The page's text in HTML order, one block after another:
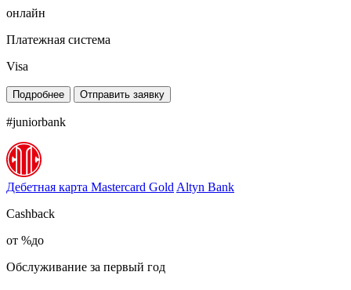
онлайн
Платежная система
Visa
Подробнее Отправить заявку
#juniorbank
Дебетная карта Mastercard GoldAltyn Bank
Cashback
от %до
Обслуживание за первый год